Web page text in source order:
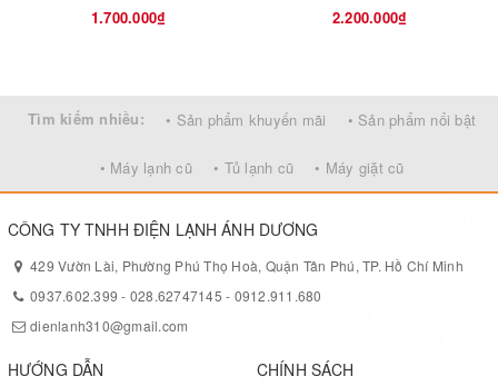
LỰC - MADE IN THÁI LAN
1.700.000₫ 2.200.000₫
Tìm kiếm nhiều: • Sản phẩm khuyến mãi • Sản phẩm nổi bật
• Máy lạnh cũ • Tủ lạnh cũ • Máy giặt cũ
CÔNG TY TNHH ĐIỆN LẠNH ÁNH DƯƠNG
429 Vườn Lài, Phường Phú Thọ Hoà, Quận Tân Phú, TP. Hồ Chí Minh
0937.602.399 - 028.62747145 - 0912.911.680
dienlanh310@gmail.com
HƯỚNG DẪN CHÍNH SÁCH